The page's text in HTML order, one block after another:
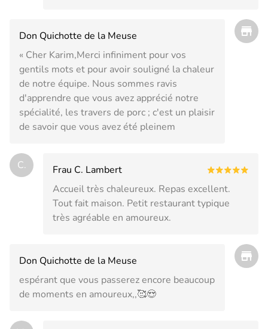
Don Quichotte de la Meuse
« Cher Karim,Merci infiniment pour vos
gentils mots et pour avoir souligné la chaleur
de notre équipe. Nous sommes ravis
d'apprendre que vous avez apprécié notre
spécialité, les travers de porc ; c'est un plaisir
de savoir que vous avez été pleinem
C.
Frau C. Lambert
Accueil très chaleureux. Repas excellent.
Tout fait maison. Petit restaurant typique
très agréable en amoureux.
Don Quichotte de la Meuse
espérant que vous passerez encore beaucoup
de moments en amoureux,,🥰😍